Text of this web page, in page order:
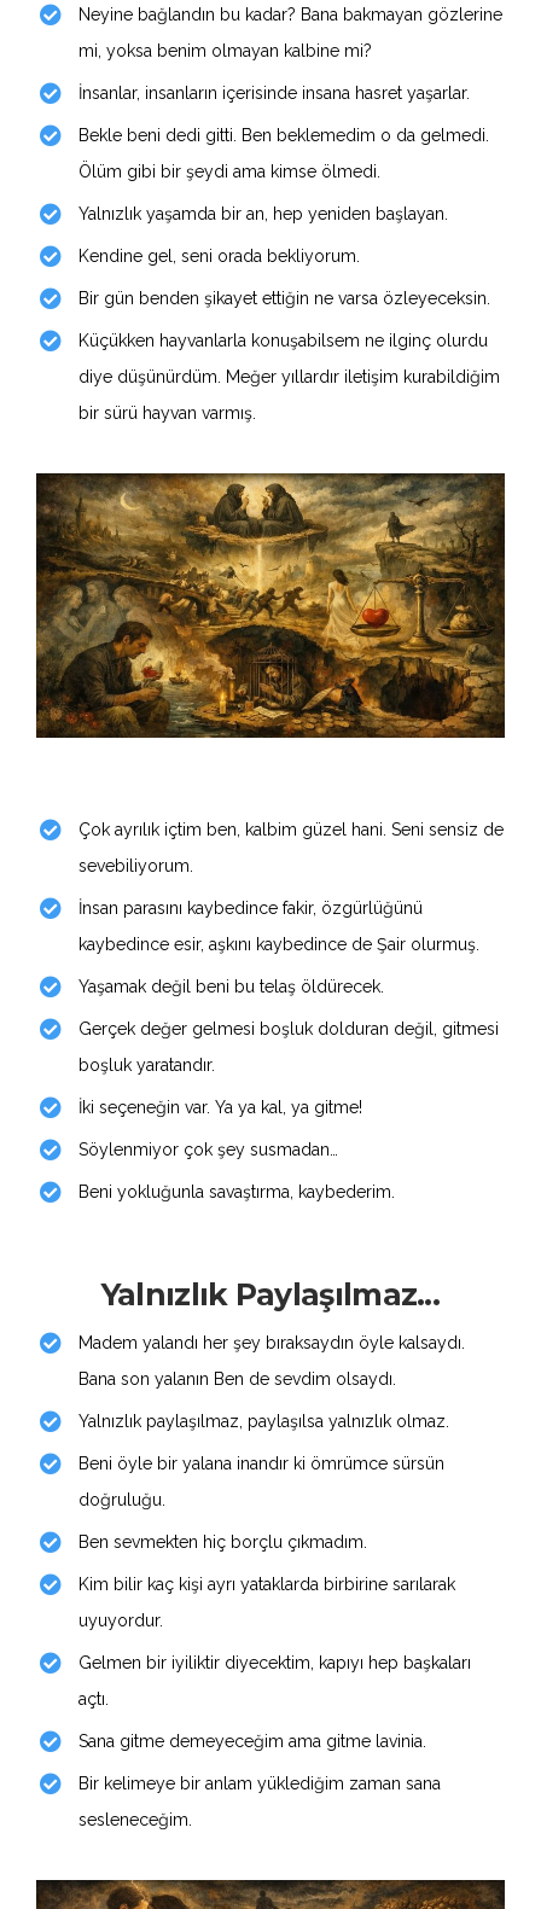
Neyine bağlandın bu kadar? Bana bakmayan gözlerine
mi, yoksa benim olmayan kalbine mi?
İnsanlar, insanların içerisinde insana hasret yaşarlar.
Bekle beni dedi gitti. Ben beklemedim o da gelmedi.
Ölüm gibi bir şeydi ama kimse ölmedi.
Yalnızlık yaşamda bir an, hep yeniden başlayan.
Kendine gel, seni orada bekliyorum.
Bir gün benden şikayet ettiğin ne varsa özleyeceksin.
Küçükken hayvanlarla konuşabilsem ne ilginç olurdu
diye düşünürdüm. Meğer yıllardır iletişim kurabildiğim
bir sürü hayvan varmış.
Çok ayrılık içtim ben, kalbim güzel hani. Seni sensiz de
sevebiliyorum.
İnsan parasını kaybedince fakir, özgürlüğünü
kaybedince esir, aşkını kaybedince de Şair olurmuş.
Yaşamak değil beni bu telaş öldürecek.
Gerçek değer gelmesi boşluk dolduran değil, gitmesi
boşluk yaratandır.
İki seçeneğin var. Ya ya kal, ya gitme!
Söylenmiyor çok şey susmadan…
Beni yokluğunla savaştırma, kaybederim.
Yalnızlık Paylaşılmaz...
Madem yalandı her şey bıraksaydın öyle kalsaydı.
Bana son yalanın Ben de sevdim olsaydı.
Yalnızlık paylaşılmaz, paylaşılsa yalnızlık olmaz.
Beni öyle bir yalana inandır ki ömrümce sürsün
doğruluğu.
Ben sevmekten hiç borçlu çıkmadım.
Kim bilir kaç kişi ayrı yataklarda birbirine sarılarak
uyuyordur.
Gelmen bir iyiliktir diyecektim, kapıyı hep başkaları
açtı.
Sana gitme demeyeceğim ama gitme lavinia.
Bir kelimeye bir anlam yüklediğim zaman sana
sesleneceğim.